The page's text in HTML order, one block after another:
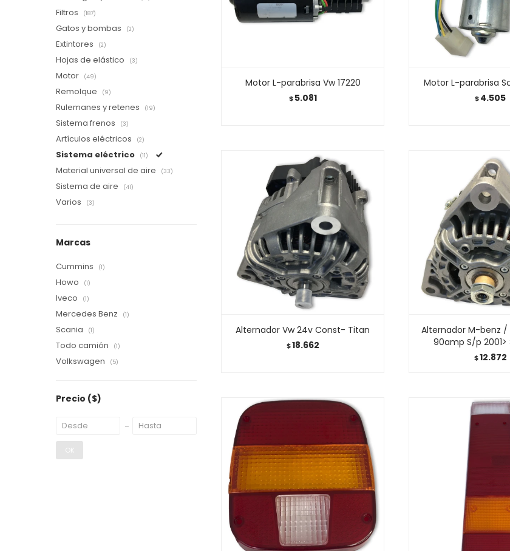
Motor L-parabrisa Vw 17220
$ 5.081
Motor L-parabrisa
$4.505
Alternador Vw 24v Const- Titan
$18.662
Alternador M-benz /
90amp S/p 2001>
$12.872
Filtros (187)
Gatos y bombas (2)
Extintores (2)
Hojas de elástico (3)
Motor (49)
Remolque (9)
Rulemanes y retenes (19)
Sistema frenos (3)
Artículos eléctricos (2)
Sistema eléctrico (11)
Material universal de aire (33)
Sistema de aire (41)
Varios (3)
Marcas
Cummins (1)
Howo (1)
Iveco (1)
Mercedes Benz (1)
Scania (1)
Todo camión (1)
Volkswagen (5)
Precio ($)
OK